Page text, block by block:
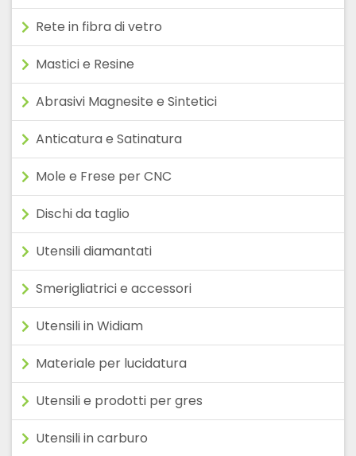
Rete in fibra di vetro
Mastici e Resine
Abrasivi Magnesite e Sintetici
Anticatura e Satinatura
Mole e Frese per CNC
Dischi da taglio
Utensili diamantati
Smerigliatrici e accessori
Utensili in Widiam
Materiale per lucidatura
Utensili e prodotti per gres
Utensili in carburo